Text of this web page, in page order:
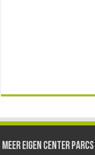
Meer Eigen Center Parcs